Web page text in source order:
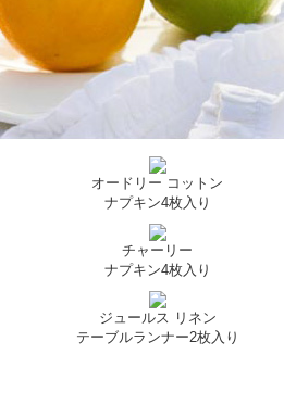
オードリー コットン
ナプキン4枚入り
チャーリー
ナプキン4枚入り
ジュールス リネン
テーブルランナー2枚入り